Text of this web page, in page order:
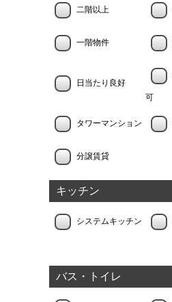
二階以上
一階物件
日当たり良好
可
タワーマンション
分譲賃貸
キッチン
システムキッチン
バス・トイレ